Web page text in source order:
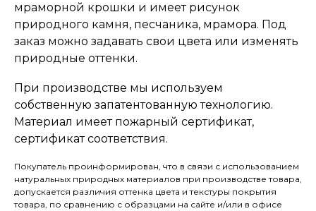
мраморной крошки и имеет рисунок
природного камня, песчаника, мрамора. Под
заказ можно задавать свои цвета или изменять
природные оттенки.
При производстве мы используем
собственную запатентованную технологию.
Материал имеет пожарный сертификат,
сертификат соответствия.
Покупатель проинформирован, что в связи с использованием
натуральных природных материалов при производстве товара,
допускается различия оттенка цвета и текстуры покрытия
товара, по сравнению с образцами на сайте и/или в офисе